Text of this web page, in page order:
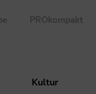
PROkompakt
Kultur